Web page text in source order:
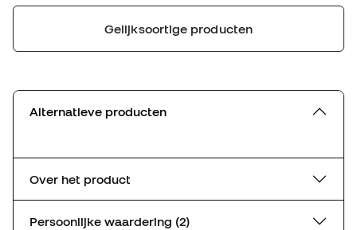
Gelijksoortige producten
Alternatieve producten
Over het product
Persoonlijke waardering (2)